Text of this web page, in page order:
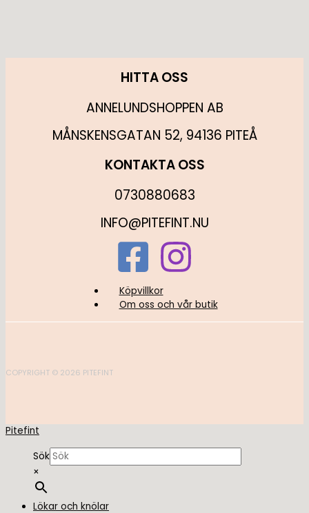
HITTA OSS
ANNELUNDSHOPPEN AB
MÅNSKENSGATAN 52, 94136 PITEÅ
KONTAKTA OSS
0730880683
INFO@PITEFINT.NU
Köpvillkor
Om oss och vår butik
COPYRIGHT © 2026 PITEFINT
Pitefint
Sök
×
Lökar och knölar